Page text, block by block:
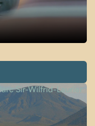
Parc Sir-Wilfrid-Laurier